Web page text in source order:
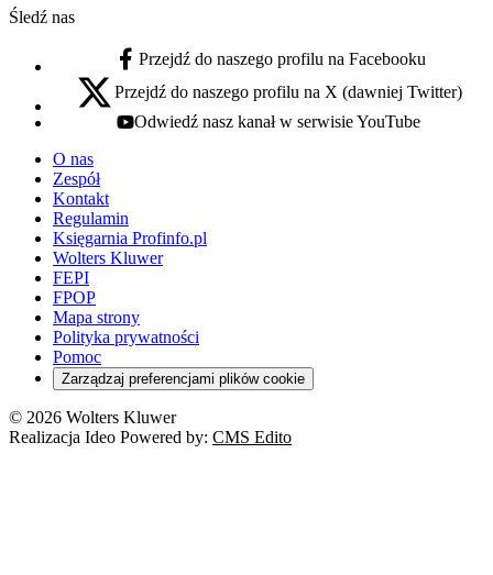
Śledź nas
facebook - otwiera się w nowej karcie
Przejdź do naszego profilu na Facebooku
x - otwiera się w nowej karcie
Przejdź do naszego profilu na X (dawniej Twitter)
youtube - otwiera się w nowej karcie
Odwiedź nasz kanał w serwisie YouTube
O nas
Zespół
Kontakt
Regulamin
Księgarnia Profinfo.pl
Wolters Kluwer
FEPI
FPOP
Mapa strony
Polityka prywatności
Pomoc
Zarządzaj preferencjami plików cookie
© 2026 Wolters Kluwer
Realizacja Ideo Powered by: CMS Edito